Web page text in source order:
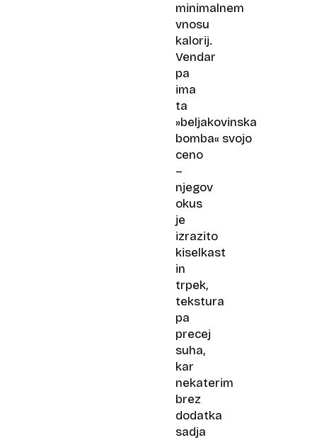
minimalnem
vnosu
kalorij.
Vendar
pa
ima
ta
»beljakovinska
bomba« svojo
ceno
–
njegov
okus
je
izrazito
kiselkast
in
trpek,
tekstura
pa
precej
suha,
kar
nekaterim
brez
dodatka
sadja